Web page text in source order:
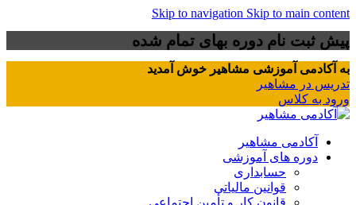
Skip to navigation Skip to main content
پیش ثبت نام دوره بهای تمام شده
به آکادمی آموزشی مشاهیر خوش آمدید
تدریس در مشاهیر
ورود به کلاس
آکادمی مشاهیر
دوره های آموزشی
حسابداری
قوانین مالیاتی
قانون کار و تأمین اجتماعی